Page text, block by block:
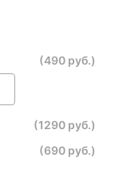
(490 руб.)
(1290 руб.)
(690 руб.)